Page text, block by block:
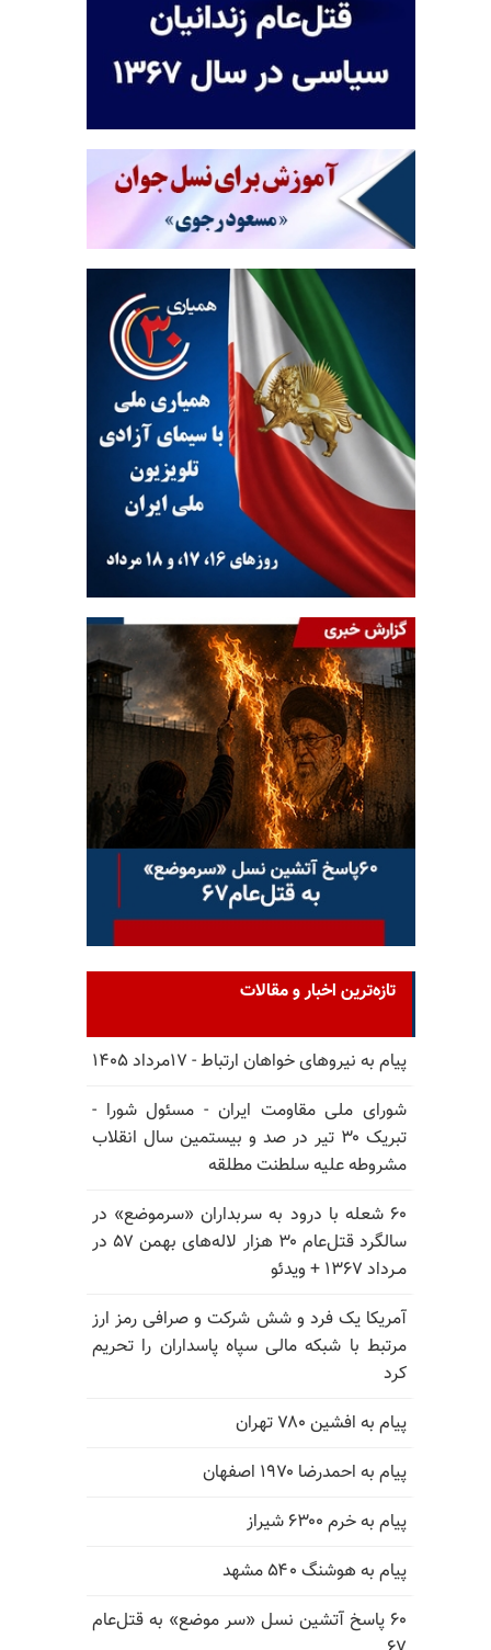
تازه‌ترین اخبار و مقالات
پیام به نیروهای خواهان ارتباط - ۱۷مرداد ۱۴۰۵
شورای ملی مقاومت ایران - مسئول شورا -
تبریک ۳۰ تیر در صد و بیستمین سال انقلاب
مشروطه علیه سلطنت مطلقه
۶۰ شعله با درود به سربداران «سرموضع» در
سالگرد قتل‌عام ۳۰ هزار لاله‌های بهمن ۵۷ در
مـرداد ۱۳۶۷ + ویدئو
آمریکا یک فرد و شش شرکت و صرافی رمز ارز
مرتبط با شبکه مالی سپاه پاسداران را تحریم
کرد
پیام به افشین ۷۸۰ تهران
پیام به احمدرضا ۱۹۷۰ اصفهان
پیام به خرم ۶۳۰۰ شیراز
پیام به هوشنگ ۵۴۰ مشهد
۶۰ پاسخ آتشین نسل «سر موضع» به قتل‌عام